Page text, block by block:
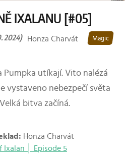
IXALANU [#05]
2024) Honza Charvát Magic
Pumpka utíkají. Vito nalézá
vystaveno nebezpečí světa
bitva začíná.
Honza Charvát
Ixalan │ Episode 5